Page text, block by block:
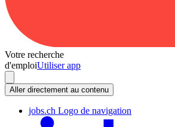
Votre recherche
d'emploiUtiliser app
Aller directement au contenu
jobs.ch Logo de navigation